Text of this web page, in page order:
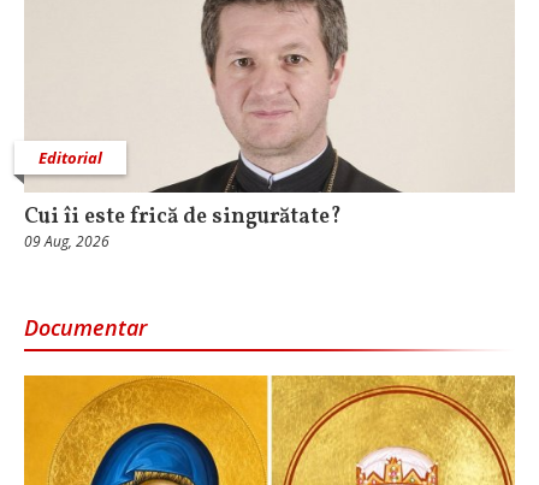
Editorial
Cui îi este frică de singurătate?
09 Aug, 2026
Documentar